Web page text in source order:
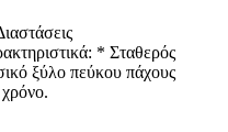
* Σταθερός
ξύλο πεύκου πάχους